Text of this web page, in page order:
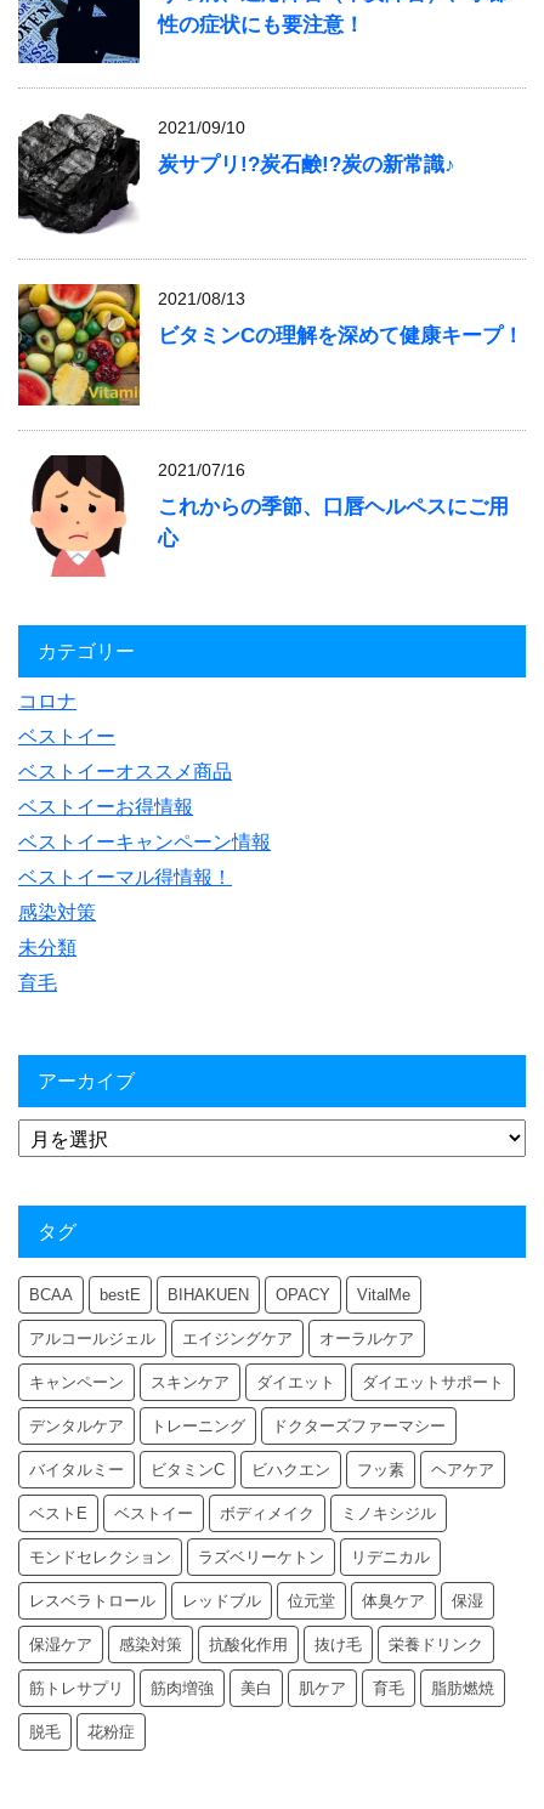
性の症状にも要注意！
2021/09/10
炭サプリ!?炭石鹸!?炭の新常識♪
2021/08/13
ビタミンCの理解を深めて健康キープ！
2021/07/16
これからの季節、口唇ヘルペスにご用
心
カテゴリー
コロナ
ベストイー
ベストイーオススメ商品
ベストイーお得情報
ベストイーキャンペーン情報
ベストイーマル得情報！
感染対策
未分類
育毛
アーカイブ
タグ
BCAA bestE BIHAKUEN OPACY VitalMe
アルコールジェル エイジングケア オーラルケア
キャンペーン スキンケア ダイエット ダイエットサポート
デンタルケア トレーニング ドクターズファーマシー
バイタルミー ビタミンC ビハクエン フッ素 ヘアケア
ベストE ベストイー ボディメイク ミノキシジル
モンドセレクション ラズベリーケトン リデニカル
レスベラトロール レッドブル 位元堂 体臭ケア 保湿
保湿ケア 感染対策 抗酸化作用 抜け毛 栄養ドリンク
筋トレサプリ 筋肉増強 美白 肌ケア 育毛 脂肪燃焼
脱毛 花粉症